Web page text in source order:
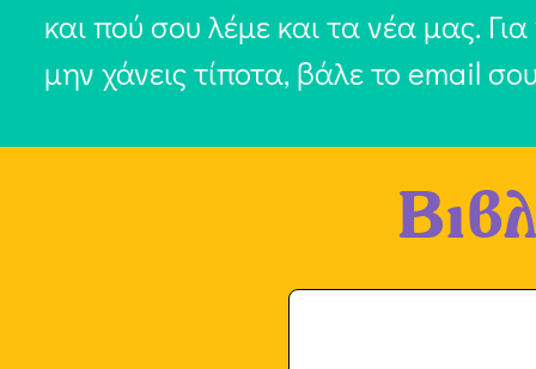
και πού σου λέμε και τα νέα μας.
μην χάνεις τίποτα, βάλε το email